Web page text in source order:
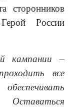
сторонников
России
кампании –
все